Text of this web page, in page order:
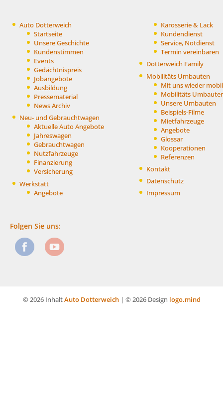
Auto Dotterweich
Startseite
Unsere Geschichte
Kundenstimmen
Events
Gedächtnispreis
Jobangebote
Ausbildung
Pressematerial
News Archiv
Neu- und Gebrauchtwagen
Aktuelle Auto Angebote
Jahreswagen
Gebrauchtwagen
Nutzfahrzeuge
Finanzierung
Versicherung
Werkstatt
Angebote
Karosserie & Lack
Kundendienst
Service, Notdienst
Termin vereinbaren
Dotterweich Family
Mobilitäts Umbauten
Mit uns wieder mobil
Mobilitäts
Unsere Umbauten
Beispiels-Filme
Mietfahrzeuge
Angebote
Glossar
Kooperationen
Referenzen
Kontakt
Datenschutz
Impressum
Folgen Sie uns:
© 2026 InhaltAuto Dotterweich| © 2026 Design logo.mind